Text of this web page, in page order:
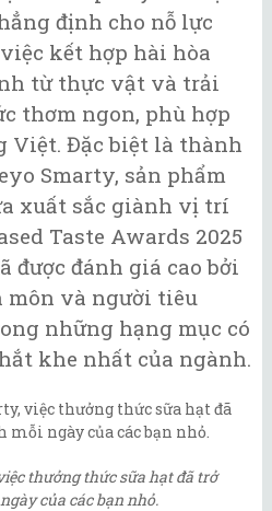
định cho nỗ lực
kết hợp hài hòa
từ thực vật và trải
thơm ngon, phù hợp
Việt. Đặc biệt là thành
Smarty, sản phẩm
xuất sắc giành vị trí
Taste Awards 2025
được đánh giá cao bởi
môn và người tiêu
những hạng mục có
khe nhất của ngành.
thưởng thức sữa hạt đã trở
của các bạn nhỏ.